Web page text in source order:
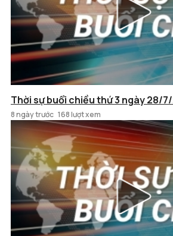
Thời sự buổi chiều thứ 3 ngày 28/
8 ngày trước 168 lượt xem